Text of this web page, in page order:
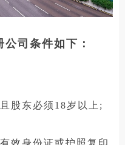
司条件如下：
东必须18岁以上;
身份证或护照复印